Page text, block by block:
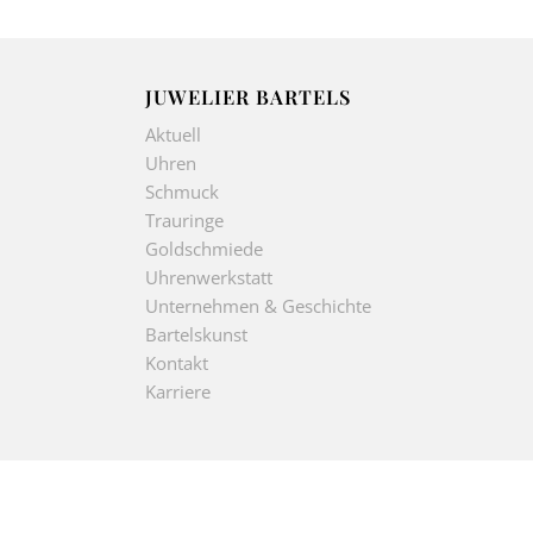
JUWELIER BARTELS
Aktuell
Uhren
Schmuck
Trauringe
Goldschmiede
Uhrenwerkstatt
Unternehmen & Geschichte
Bartelskunst
Kontakt
Karriere